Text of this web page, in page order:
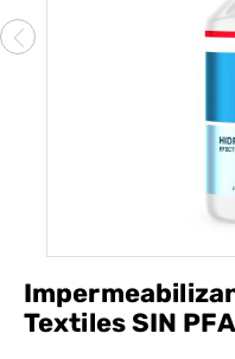
Textiles SIN